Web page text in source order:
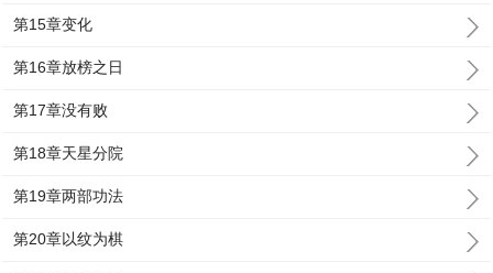
第15章变化
第16章放榜之日
第17章没有败
第18章天星分院
第19章两部功法
第20章以纹为棋